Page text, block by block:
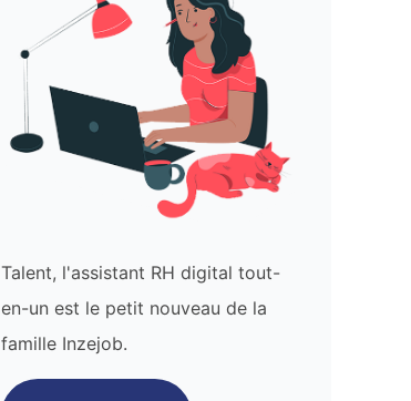
Talent, l'assistant RH digital tout-
en-un est le petit nouveau de la
famille Inzejob.